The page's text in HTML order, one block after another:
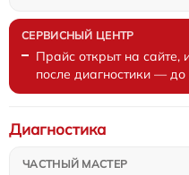
Прайс открыт на сайте,
после диагностики —
Диагностика